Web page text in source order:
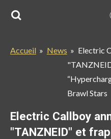
Passer
principal
Accueil » News » Electric
Brawl Stars
Electric Callboy
"TANZNEID" et